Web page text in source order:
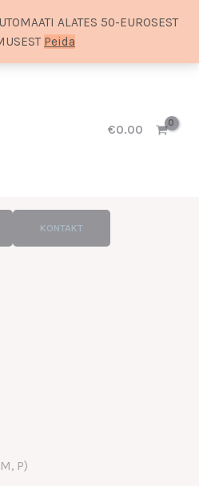
ALATES 50-EUROSEST
Peida
€0.00
KONTAKT
P)